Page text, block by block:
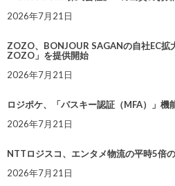
2026年7月21日
ZOZO、BONJOUR SAGANの自社EC
ZOZO」を提供開始
2026年7月21日
ロジポケ、「パスキー認証（MFA）」機
2026年7月21日
NTTロジスコ、エンタメ物流の平時5倍
2026年7月21日